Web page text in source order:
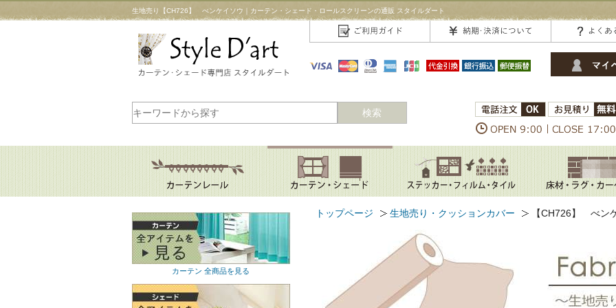
生地売り【CH726】 べンケイソウ｜カーテン・シェード・ロールスクリーンの通販 スタイルダート
検索
トップページ 生地売り・クッションカバー 【CH726】 べン
カーテン 全商品を見る